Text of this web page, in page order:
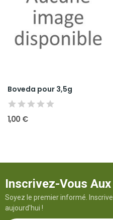
Boveda pour 3,5g
1,00 €
Inscrivez-Vous
Soyez le premier informé.
aujourd'hui !